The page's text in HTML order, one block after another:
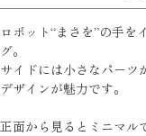
ロボット“まさを”の手を
グ。
サイドには小さなパーツ
デザインが魅力です。
正面から見るとミニマル